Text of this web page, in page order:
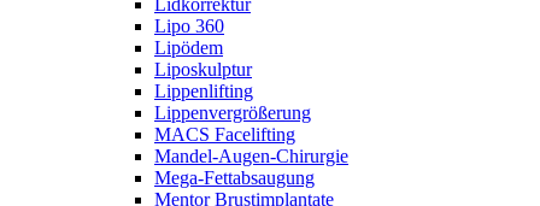
Lipo 360
Lipödem
Liposkulptur
Lippenlifting
Lippenvergrößerung
MACS Facelifting
Mandel-Augen-Chirurgie
Mega-Fettabsaugung
Mentor Brustimplantate